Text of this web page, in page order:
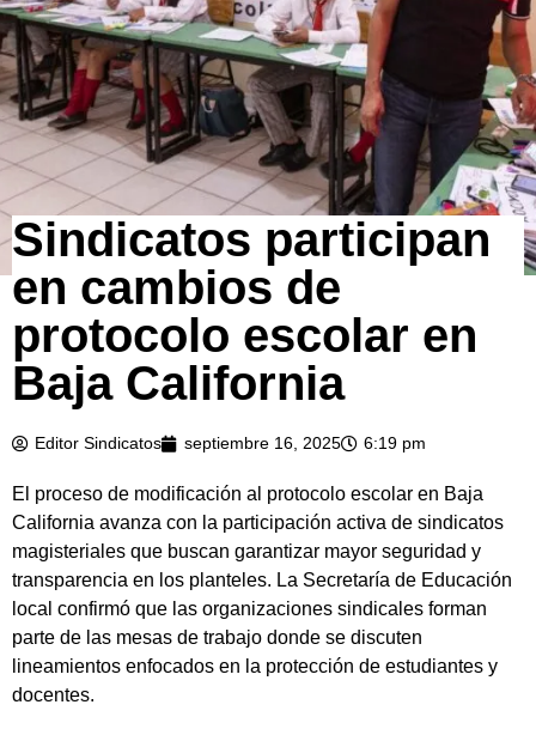
Sindicatos participan
en cambios de
protocolo escolar en
Baja California
Editor Sindicatos septiembre 16, 2025 6:19 pm
El proceso de modificación al protocolo escolar en Baja
California avanza con la participación activa de sindicatos
magisteriales que buscan garantizar mayor seguridad y
transparencia en los planteles. La Secretaría de Educación
local confirmó que las organizaciones sindicales forman
parte de las mesas de trabajo donde se discuten
lineamientos enfocados en la protección de estudiantes y
docentes.